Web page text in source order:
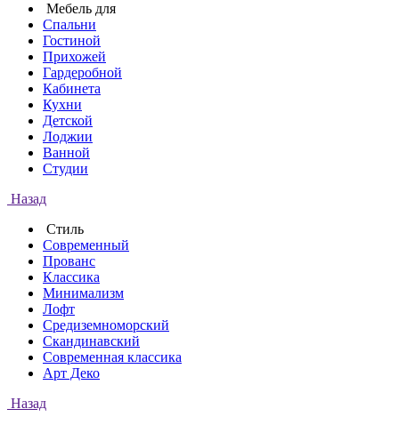
Мебель для
Спальни
Гостиной
Прихожей
Гардеробной
Кабинета
Кухни
Детской
Лоджии
Ванной
Студии
Назад
Стиль
Современный
Прованс
Классика
Минимализм
Лофт
Средиземноморский
Скандинавский
Современная классика
Арт Деко
Назад